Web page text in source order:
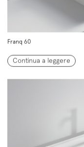
Franq 60
Continua a leggere